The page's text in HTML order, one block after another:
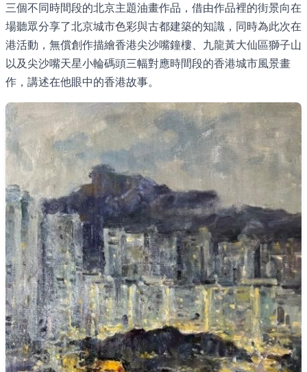
三個不同時間段的北京主題油畫作品，借由作品裡的街景向在
場聽眾分享了北京城市色彩與古都建築的知識，同時為此次在
港活動，無償創作描繪香港尖沙嘴鐘樓、九龍黃大仙區獅子山
以及尖沙嘴天星小輪碼頭三幅對應時間段的香港城市風景畫
作，講述在他眼中的香港故事。